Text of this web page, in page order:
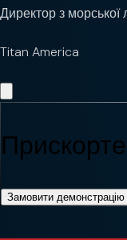
Директор з морської
Titan America
Прискорте
Замовити демонстрацію